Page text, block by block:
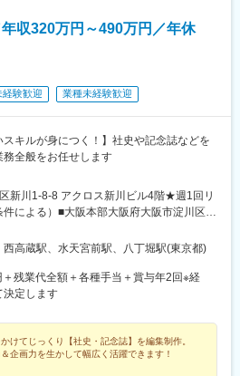
収320万円～490万円／年休
経験歓迎 業種未経験歓迎
スキルが身につく！】社史や記念誌などを
全般をお任せします
新川1-8-8 アクロス新川ビル4階★週1回リ
による）■大阪本部大阪府大阪市淀川区西
阪MTビル1号館9階★週1回リモートワー
■名古屋支社名古屋市熱田区五本松町7-30
本社東京メトロ東西線・日比谷線「茅場町
日比谷線・JR京葉線「八丁堀駅」徒歩8分
御堂筋線「西中島南方駅」より徒
市営地下鉄名城線「西高蔵駅」より徒歩
城線・名鉄線・JR東海線「金山駅」より
高蔵駅、水天宮前駅、八丁堀駅(東京都)
残業代全額＋各種手当＋賞与年2回※経
決定します
けてじっくり【社史・記念誌】を編集制作。
企画力を生かして幅広く活躍できます！